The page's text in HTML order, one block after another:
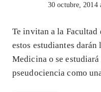
30 octubre, 2014
Te invitan a la
estos estudiantes
Medicina o se
pseudociencia como